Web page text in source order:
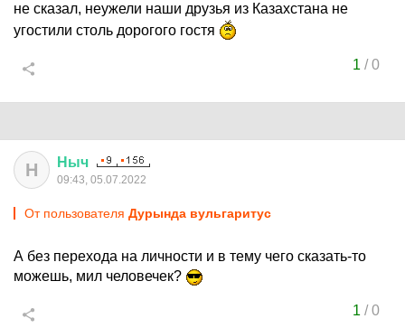
не сказал, неужели наши друзья из Казахстана не
угостили столь дорогого гостя
1 /0
Н Ныч
09:43, 05.07.2022
От пользователя Дурында вульгаритус
А без перехода на личности и в тему чего сказать-то
можешь, мил человечек?
1 /0